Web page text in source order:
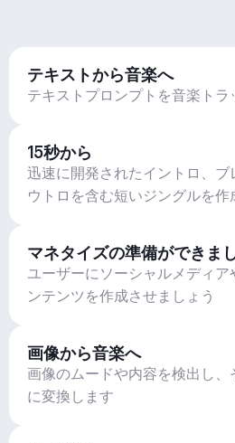
テキストから音楽へ
テキストプロンプトを音楽トラ
15秒から
迅速に開発されたイントロ、
ウトロを含む短いジングルを作
マネタイズの準備ができま
ユーザーにソーシャルメディア
ンテンツを作成させましょう
画像から音楽へ
画像のムードや内容を検出し、
に変換します